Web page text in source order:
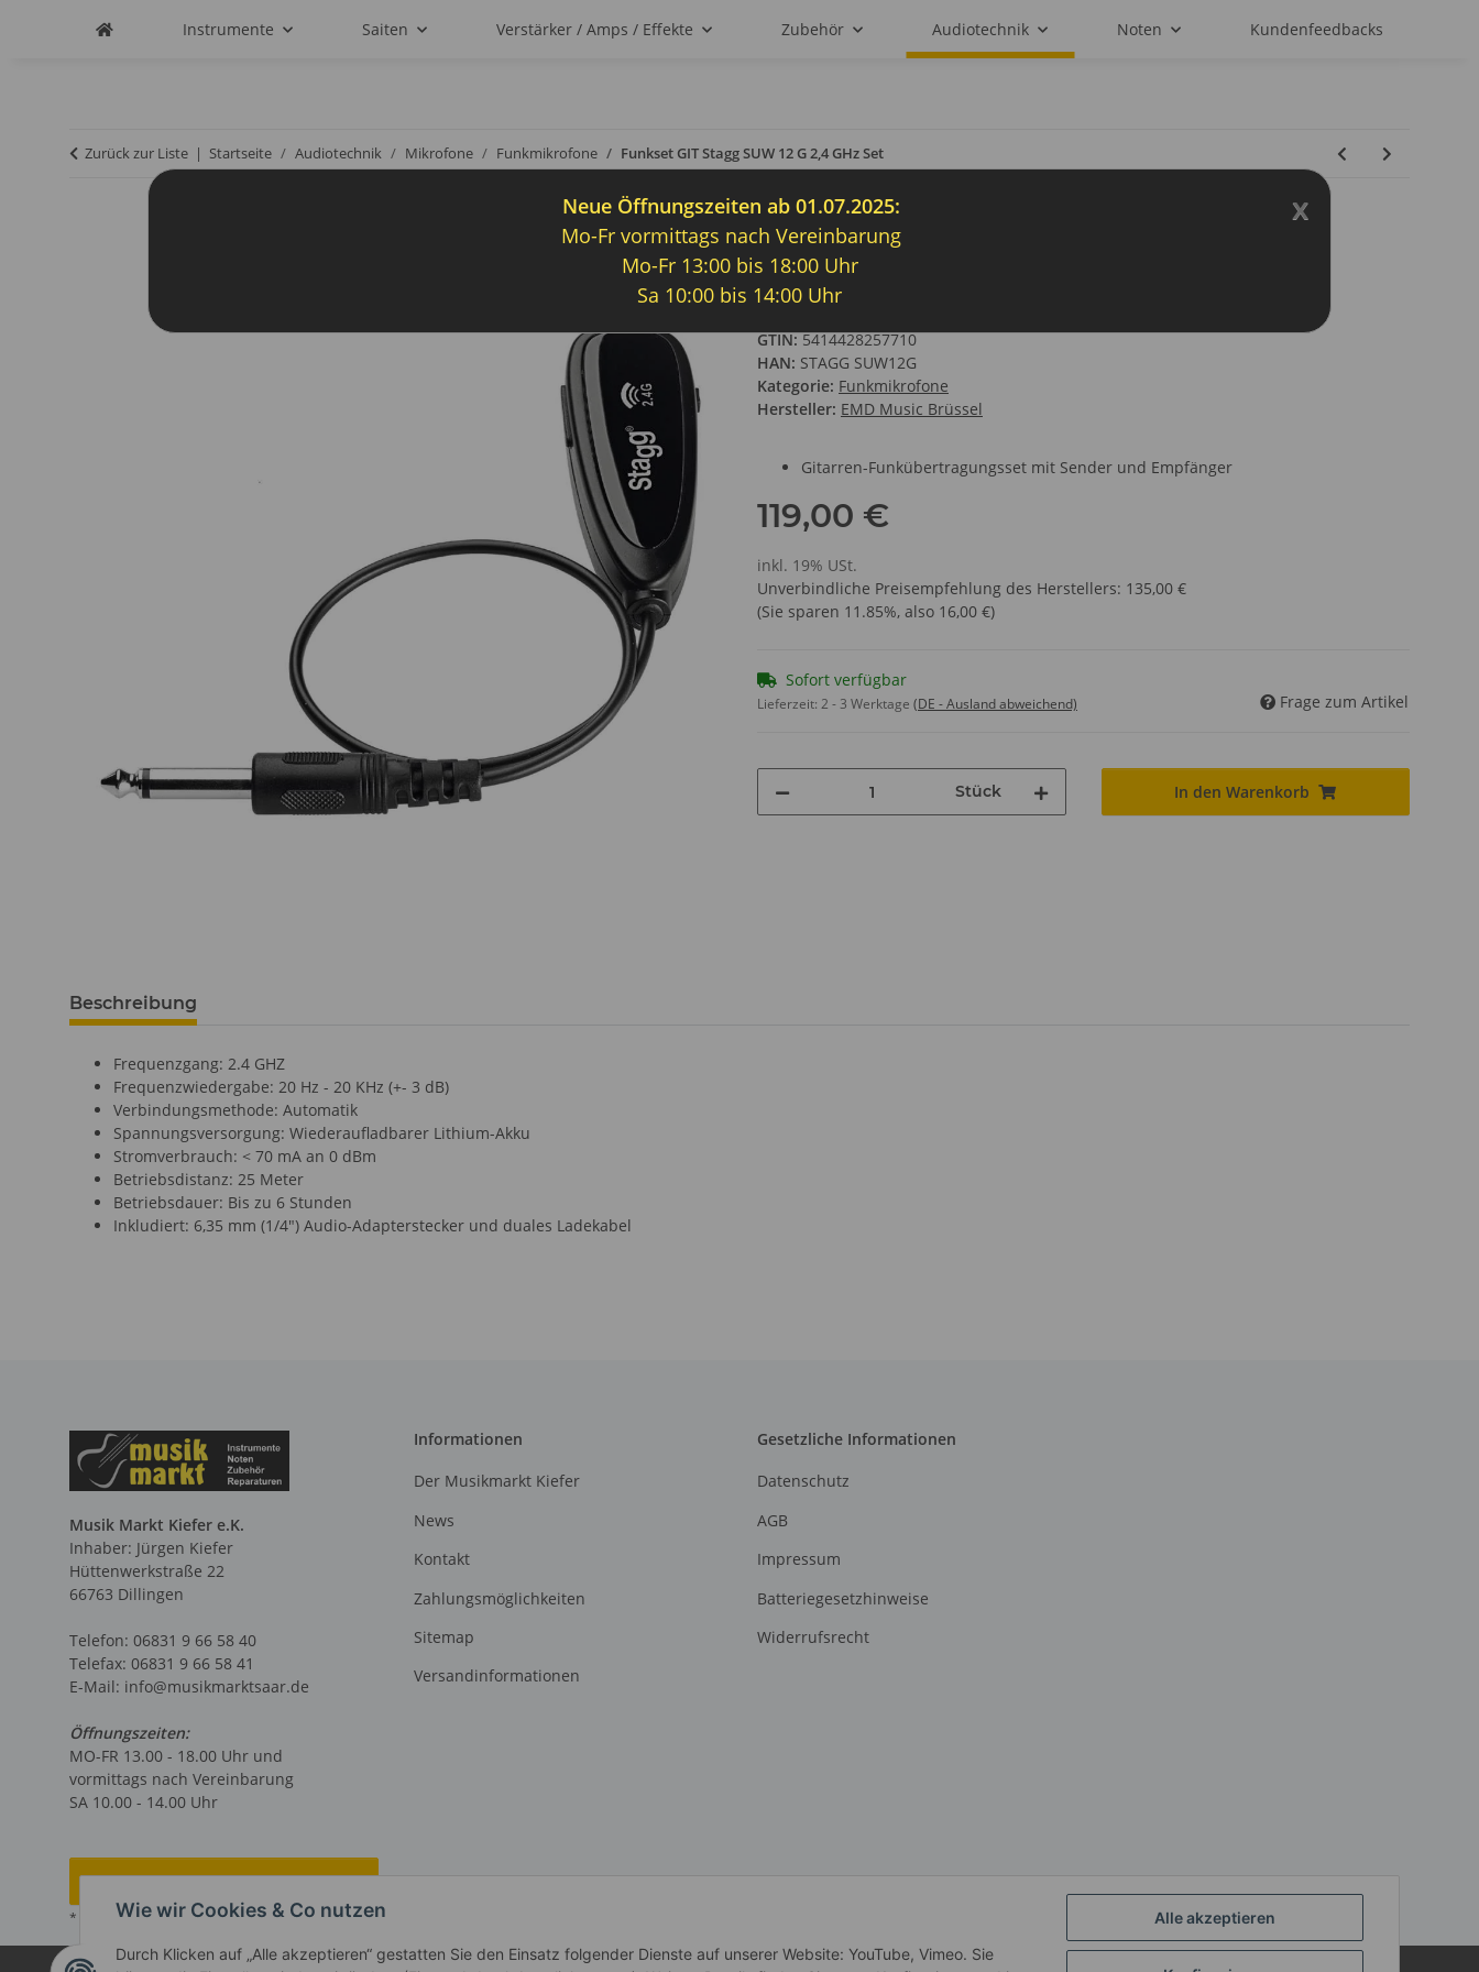
Alle akzeptieren
Wie wir Cookies & Co nutzen
Durch Klicken auf „Alle akzeptieren“ gestatten Sie den Einsatz folgender Dienste auf unserer Website: YouTube, Vimeo. Sie
Instrumente Saiten Verstärker / Amps / Effekte Zubehör Audiotechnik Noten Kundenfeedbacks
Zurück zur Liste Startseite Audiotechnik Mikrofone Funkmikrofone Funkset GIT Stagg SUW 12 G 2,4 GHz Set
Funkset GIT Stagg SUW 12 G 2,4 GHz Set
GTIN: 5414428257710
HAN: STAGG SUW12G
Kategorie: Funkmikrofone
Hersteller: EMD Music Brüssel
Gitarren-Funkübertragungsset mit Sender und Empfänger
119,00 €
inkl. 19% USt.
Unverbindliche Preisempfehlung des Herstellers: 135,00 €
(Sie sparen 11.85%, also 16,00 €)
Sofort verfügbar
Lieferzeit: 2 - 3 Werktage (DE - Ausland abweichend) Frage zum Artikel
Stück In den Warenkorb
Beschreibung
Frequenzgang: 2.4 GHZ
Frequenzwiedergabe: 20 Hz - 20 KHz (+- 3 dB)
Verbindungsmethode: Automatik
Spannungsversorgung: Wiederaufladbarer Lithium-Akku
Stromverbrauch: < 70 mA an 0 dBm
Betriebsdistanz: 25 Meter
Betriebsdauer: Bis zu 6 Stunden
Inkludiert: 6,35 mm (1/4") Audio-Adapterstecker und duales Ladekabel
Musik Markt Kiefer e.K.
Inhaber: Jürgen Kiefer
Hüttenwerkstraße 22
66763 Dillingen
Telefon: 06831 9 66 58 40
Telefax: 06831 9 66 58 41
E-Mail: info@musikmarktsaar.de
Öffnungszeiten:
MO-FR 13.00 - 18.00 Uhr und
vormittags nach Vereinbarung
SA 10.00 - 14.00 Uhr
Informationen
Der Musikmarkt Kiefer
News
Kontakt
Zahlungsmöglichkeiten
Sitemap
Versandinformationen
Gesetzliche Informationen
Datenschutz
AGB
Impressum
Batteriegesetzhinweise
Widerrufsrecht
Vertrag widerrufen
* Alle Preise inkl. gesetzlicher USt.
x
Neue Öffnungszeiten ab 01.07.2025:
Mo-Fr vormittags nach Vereinbarung
Mo-Fr 13:00 bis 18:00 Uhr
Sa 10:00 bis 14:00 Uhr